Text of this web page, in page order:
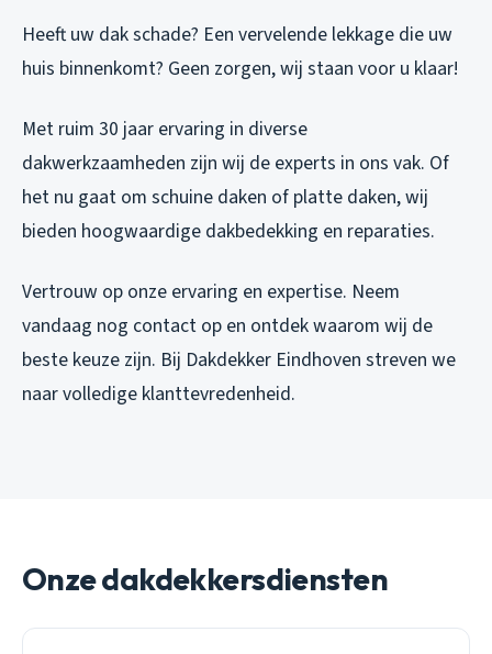
Heeft uw dak schade? Een vervelende lekkage die uw
huis binnenkomt? Geen zorgen, wij staan voor u klaar!
Met ruim 30 jaar ervaring in diverse
dakwerkzaamheden zijn wij de experts in ons vak. Of
het nu gaat om schuine daken of platte daken, wij
bieden hoogwaardige dakbedekking en reparaties.
Vertrouw op onze ervaring en expertise. Neem
vandaag nog contact op en ontdek waarom wij de
beste keuze zijn. Bij Dakdekker Eindhoven streven we
naar volledige klanttevredenheid.
Onze dakdekkersdiensten